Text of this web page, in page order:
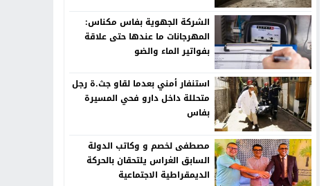
الشركة الجهوية بفاس مكناس:
المهرجانات ما عندها حتى علاقة
بفواتير الماء والضو
استنفار أمني بعدما لقاو جث.ة رجل
متحللة داخل دارو فحي المسيرة
بفاس
مصطفى لخصم و وكاتب الدولة
السابق الغراس يلتحقان بالحركة
الديمقراطية الاجتماعية